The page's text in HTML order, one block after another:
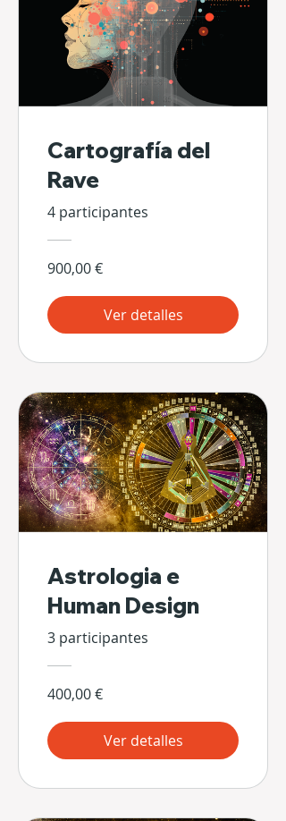
Cartografía del
Rave
4 participantes
900,00 €
Ver detalles
Astrologia e
Human Design
3 participantes
400,00 €
Ver detalles